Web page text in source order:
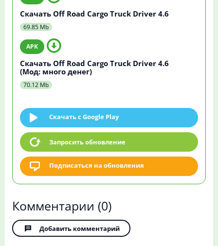
Скачать Off Road Cargo Truck Driver 4.6
69.85 Mb
Скачать Off Road Cargo Truck Driver 4.6
(Мод: много денег)
70.12 Mb
Скачать c Google Play
Запросить обновление
Подписаться на обновления
Комментарии (0)
Добавить комментарий